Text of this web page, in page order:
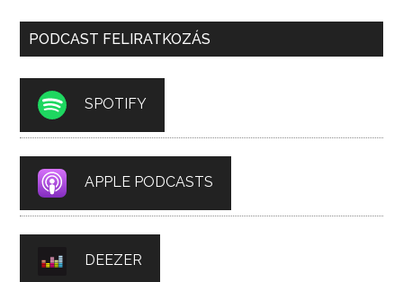
PODCAST FELIRATKOZÁS
SPOTIFY
APPLE PODCASTS
DEEZER